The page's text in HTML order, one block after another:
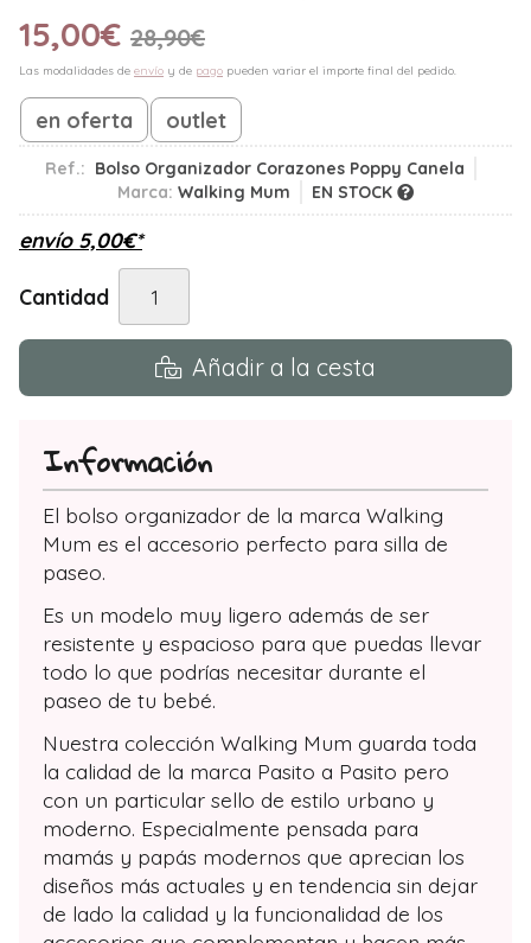
15,00€ 28,90€
Las modalidades de envío y de pago pueden variar el importe final del pedido.
en oferta outlet
Ref.: Bolso Organizador Corazones Poppy Canela
Marca: Walking Mum EN STOCK
envío 5,00€*
Cantidad
Añadir a la cesta
Información
El bolso organizador de la marca Walking
Mum es el accesorio perfecto para silla de
paseo.
Es un modelo muy ligero además de ser
resistente y espacioso para que puedas llevar
todo lo que podrías necesitar durante el
paseo de tu bebé.
Nuestra colección Walking Mum guarda toda
la calidad de la marca Pasito a Pasito pero
con un particular sello de estilo urbano y
moderno. Especialmente pensada para
mamás y papás modernos que aprecian los
diseños más actuales y en tendencia sin dejar
de lado la calidad y la funcionalidad de los